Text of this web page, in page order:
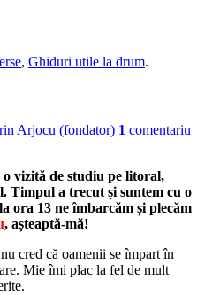
, Ghiduri utile la drum.
Arjocu (fondator) 1 comentariu
vizită de studiu pe litoral,
Timpul a trecut și suntem cu o
ora 13 ne îmbarcăm și plecăm
, așteaptă-mă!
cred că oamenii se împart în
Mie îmi plac la fel de mult